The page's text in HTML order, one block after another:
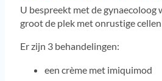
U bespreekt met de
groot de plek met onrustige cellen
Er zijn 3 behandelingen:
een crème met imiquimod